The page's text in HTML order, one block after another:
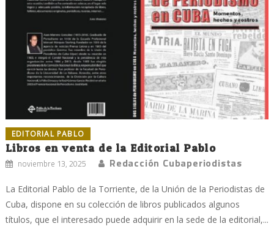
EDITORIAL PABLO
Libros en venta de la Editorial Pablo
noviembre 13, 2025 Redacción Cubaperiodistas
La Editorial Pablo de la Torriente, de la Unión de la Periodistas de
Cuba, dispone en su colección de libros publicados algunos
títulos, que el interesado puede adquirir en la sede de la editorial,...